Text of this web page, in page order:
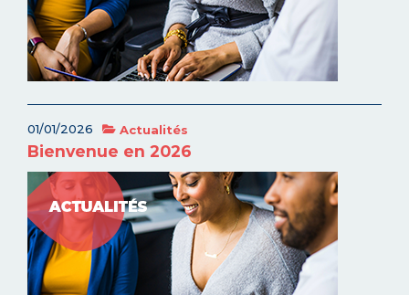
01/01/2026 Actualités
Bienvenue en 2026